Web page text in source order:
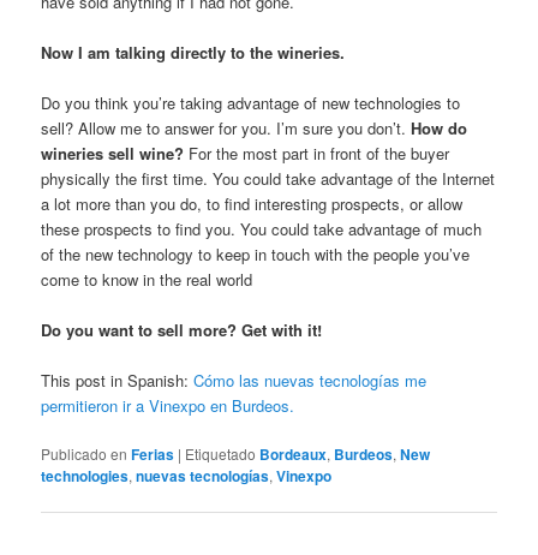
Now I am talking directly to the wineries.
Do you think you’re taking advantage of new technologies to
sell? Allow me to answer for you. I’m sure you don’t.How do
wineries sell wine? For the most part in front of the buyer
physically the first time. You could take advantage of the Internet
a lot more than you do, to find interesting prospects, or allow
these prospects to find you. You could take advantage of much
of the new technology to keep in touch with the people you’ve
come to know in the real world
Do you want to sell more? Get with it!
This post in Spanish:Cómo las nuevas tecnologías me
permitieron ir a Vinexpo en Burdeos.
Publicado en Ferias | Etiquetado Bordeaux, Burdeos,New
technologies,nuevas tecnologías,Vinexpo